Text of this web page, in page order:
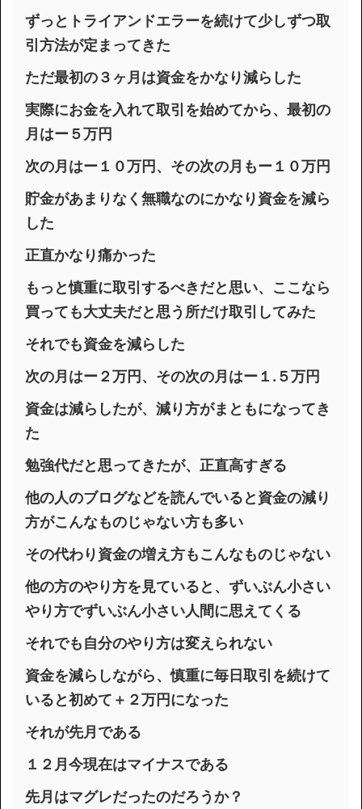
ずっとトライアンドエラーを続けて少しずつ取
引方法が定まってきた
ただ最初の３ヶ月は資金をかなり減らした
実際にお金を入れて取引を始めてから、最初の
月はー５万円
次の月はー１０万円、その次の月もー１０万円
貯金があまりなく無職なのにかなり資金を減ら
した
正直かなり痛かった
もっと慎重に取引するべきだと思い、ここなら
買っても大丈夫だと思う所だけ取引してみた
それでも資金を減らした
次の月はー２万円、その次の月はー１.５万円
資金は減らしたが、減り方がまともになってき
た
勉強代だと思ってきたが、正直高すぎる
他の人のブログなどを読んでいると資金の減り
方がこんなものじゃない方も多い
その代わり資金の増え方もこんなものじゃない
他の方のやり方を見ていると、ずいぶん小さい
やり方でずいぶん小さい人間に思えてくる
それでも自分のやり方は変えられない
資金を減らしながら、慎重に毎日取引を続けて
いると初めて＋２万円になった
それが先月である
１２月今現在はマイナスである
先月はマグレだったのだろうか？